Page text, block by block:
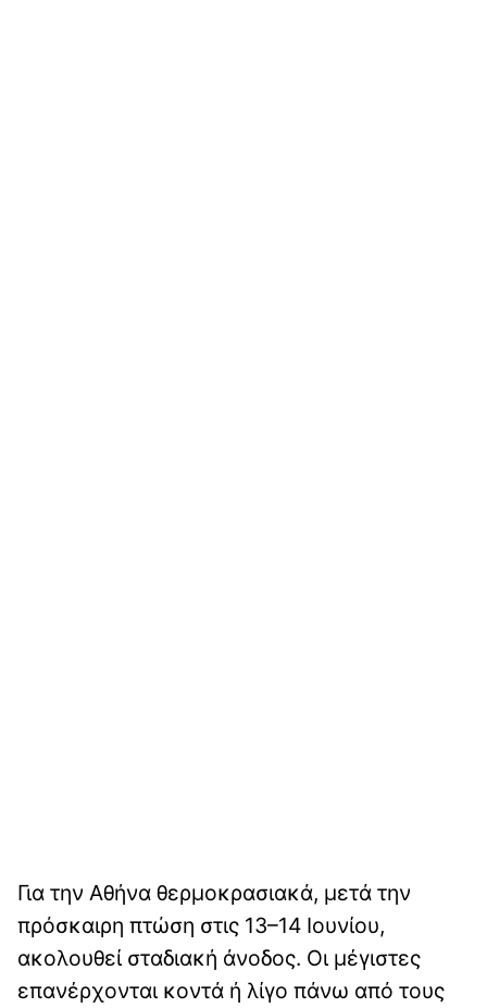
Για την Αθήνα θερμοκρασιακά, μετά την
πρόσκαιρη πτώση στις 13–14 Ιουνίου,
ακολουθεί σταδιακή άνοδος. Οι μέγιστες
επανέρχονται κοντά ή λίγο πάνω από τους